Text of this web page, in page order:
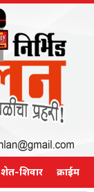
शेत-शिवार क्राईम